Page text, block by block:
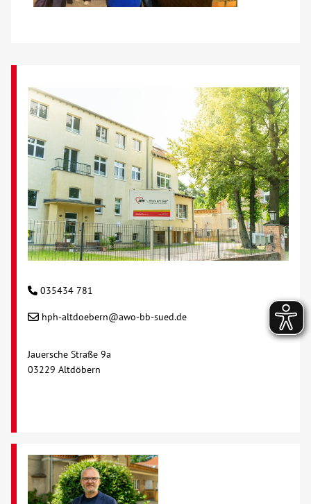
035434 781
hph-altdoebern@awo-bb-sued.de
Jauersche Straße 9a
03229 Altdöbern